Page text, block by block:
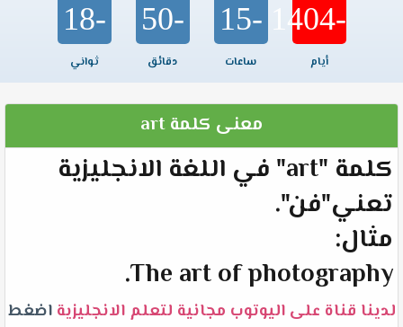
-1404
أيام
-15
ساعات
-50
دقائق
-18
ثواني
معنى كلمة art
كلمة "art" في اللغة الانجليزية
تعني"فن".
مثال:
The art of photography.
لدينا قناة على اليوتوب مجانية لتعلم الانجليزيةاضغط